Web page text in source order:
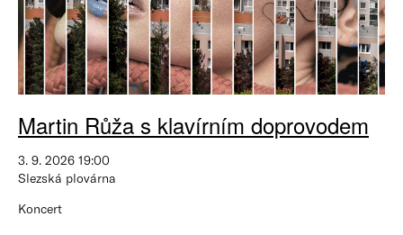
Martin Růža s klavírním doprovodem
3. 9. 2026 19:00
Slezská plovárna
Koncert